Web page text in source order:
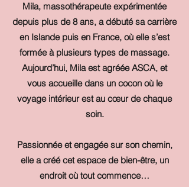
Mila, massothérapeute expérimentée
depuis plus de 8 ans, a débuté sa carrière
en Islande puis en France, où elle s’est
formée à plusieurs types de massage.
Aujourd’hui, Mila est agréée ASCA, et
vous accueille dans un cocon où le
voyage intérieur est au cœur de chaque
soin.
Passionnée et engagée sur son chemin,
elle a créé cet espace de bien-être, un
endroit où tout commence…